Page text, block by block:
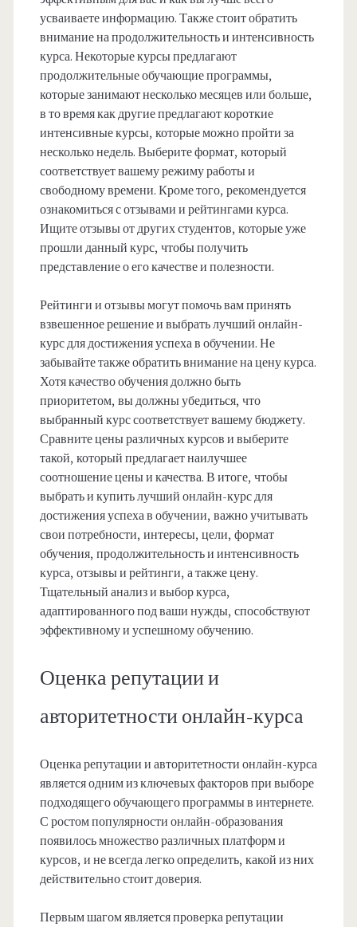
усваиваете информацию. Также стоит обратить
внимание на продолжительность и интенсивность
курса. Некоторые курсы предлагают
продолжительные обучающие программы,
которые занимают несколько месяцев или больше,
в то время как другие предлагают короткие
интенсивные курсы, которые можно пройти за
несколько недель. Выберите формат, который
соответствует вашему режиму работы и
свободному времени. Кроме того, рекомендуется
ознакомиться с отзывами и рейтингами курса.
Ищите отзывы от других студентов, которые уже
прошли данный курс, чтобы получить
представление о его качестве и полезности.
Рейтинги и отзывы могут помочь вам принять
взвешенное решение и выбрать лучший онлайн-
курс для достижения успеха в обучении. Не
забывайте также обратить внимание на цену курса.
Хотя качество обучения должно быть
приоритетом, вы должны убедиться, что
выбранный курс соответствует вашему бюджету.
Сравните цены различных курсов и выберите
такой, который предлагает наилучшее
соотношение цены и качества. В итоге, чтобы
выбрать и купить лучший онлайн-курс для
достижения успеха в обучении, важно учитывать
свои потребности, интересы, цели, формат
обучения, продолжительность и интенсивность
курса, отзывы и рейтинги, а также цену.
Тщательный анализ и выбор курса,
адаптированного под ваши нужды, способствуют
эффективному и успешному обучению.
Оценка репутации и
авторитетности онлайн-курса
Оценка репутации и авторитетности онлайн-курса
является одним из ключевых факторов при выборе
подходящего обучающего программы в интернете.
С ростом популярности онлайн-образования
появилось множество различных платформ и
курсов, и не всегда легко определить, какой из них
действительно стоит доверия.
Первым шагом является проверка репутации